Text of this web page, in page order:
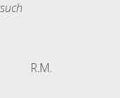
R.M.